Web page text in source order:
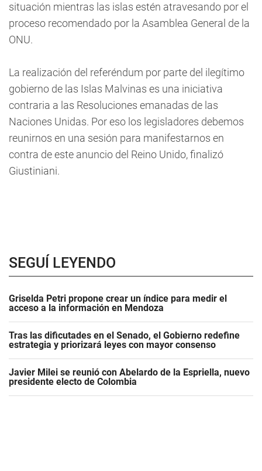
situación mientras las islas estén atravesando por el
proceso recomendado por la Asamblea General de la
ONU.
La realización del referéndum por parte del ilegítimo
gobierno de las Islas Malvinas es una iniciativa
contraria a las Resoluciones emanadas de las
Naciones Unidas. Por eso los legisladores debemos
reunirnos en una sesión para manifestarnos en
contra de este anuncio del Reino Unido, finalizó
Giustiniani.
SEGUÍ LEYENDO
Griselda Petri propone crear un índice para medir el
acceso a la información en Mendoza
Tras las dificutades en el Senado, el Gobierno redefine
estrategia y priorizará leyes con mayor consenso
Javier Milei se reunió con Abelardo de la Espriella, nuevo
presidente electo de Colombia